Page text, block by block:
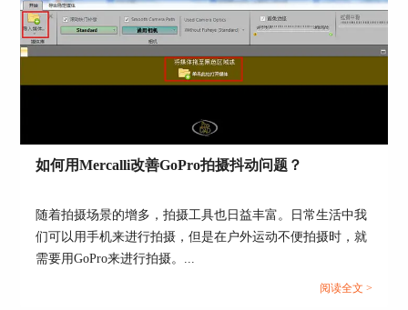
如何用Mercalli改善GoPro拍摄抖动问题？
随着拍摄场景的增多，拍摄工具也日益丰富。日常生活中我
们可以用手机来进行拍摄，但是在户外运动不便拍摄时，就
需要用GoPro来进行拍摄。...
阅读全文 >